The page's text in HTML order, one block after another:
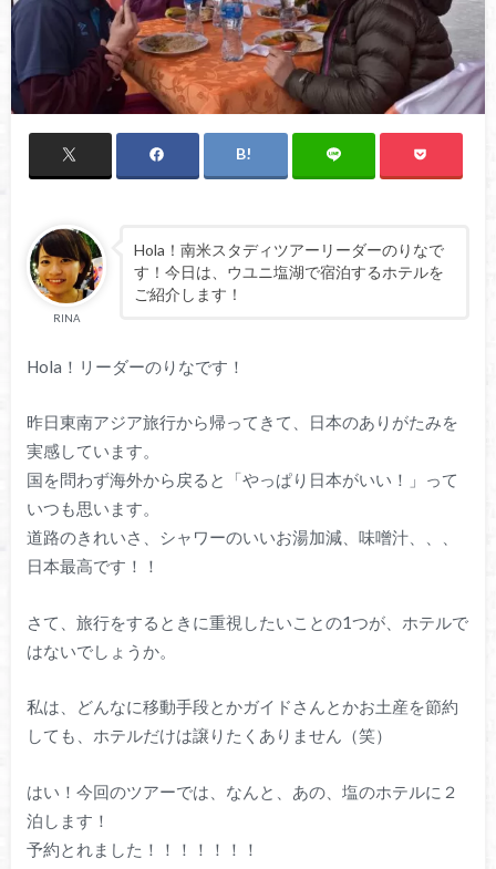
RINA
Hola！南米スタディツアーリーダーのりなで
す！今日は、ウユニ塩湖で宿泊するホテルを
ご紹介します！
Hola！リーダーのりなです！
昨日東南アジア旅行から帰ってきて、日本のありがたみを
実感しています。
国を問わず海外から戻ると「やっぱり日本がいい！」って
いつも思います。
道路のきれいさ、シャワーのいいお湯加減、味噌汁、、、
日本最高です！！
さて、旅行をするときに重視したいことの1つが、ホテルで
はないでしょうか。
私は、どんなに移動手段とかガイドさんとかお土産を節約
しても、ホテルだけは譲りたくありません（笑）
はい！今回のツアーでは、なんと、あの、塩のホテルに２
泊します！
予約とれました！！！！！！！